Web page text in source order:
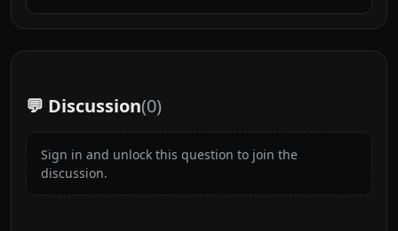
💬 Discussion(0)
Sign in and unlock this question to join the
discussion.